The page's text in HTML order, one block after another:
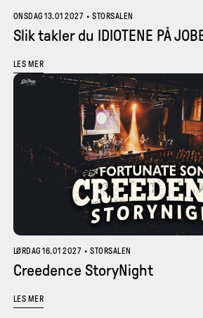
ONSDAG 13.01 2027 • STORSALEN
Slik takler du IDIOTENE PÅ
LES MER
LØRDAG 16.01 2027 • STORSALEN
Creedence StoryNight
LES MER